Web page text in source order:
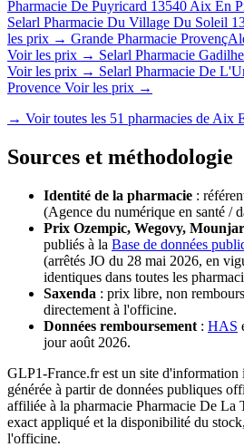
Pharmacie De Puyricard 13540 Aix En
Selarl Pharmacie Du Village Du Soleil
les prix → Grande Pharmacie
Voir les prix → Selarl Pharmacie Gadilhe
Voir les prix → Selarl Pharmacie De
Provence Voir les prix →
→ Voir toutes les 51 pharmacies de Aix
Sources et méthodologie
Identité de la pharmacie :
(Agence du numérique en santé /
Prix Ozempic, Wegovy,
publiés à la Base de données
(arrêtés JO du 28 mai 2026, en
identiques dans toutes les
Saxenda : prix libre, non
directement à l'officine.
Données remboursement : HAS
jour août 2026.
GLP1-France.fr est un site d'information
générée à partir de données publiques
affiliée à la pharmacie Pharmacie De La
exact appliqué et la disponibilité du
l'officine.